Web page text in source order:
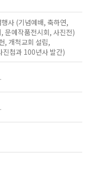
사 (기념예배, 축하연,
문예작품전시회, 사진전)
, 개척교회 설립,
진첩과 100년사 발간)